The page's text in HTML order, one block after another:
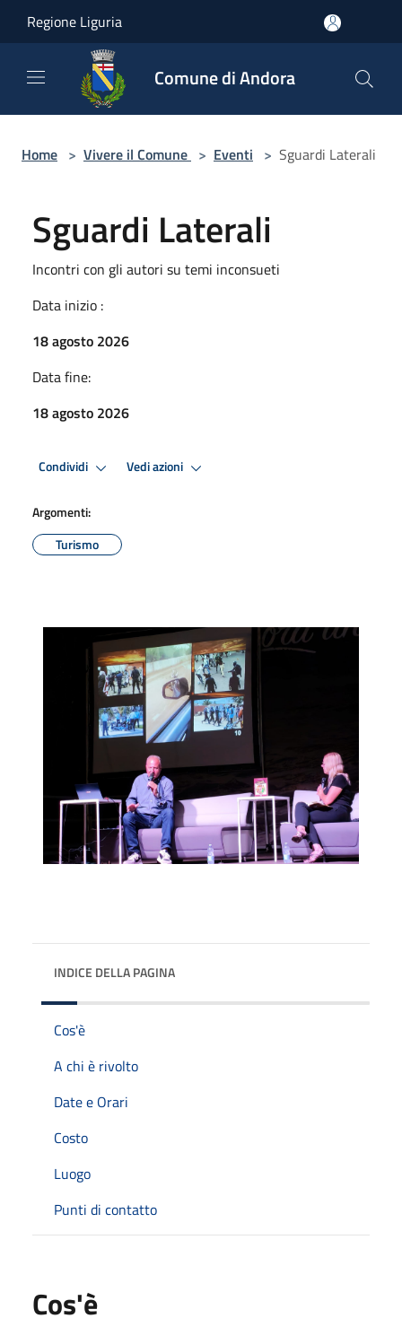
Regione Liguria
Comune di Andora
Home > Vivere il Comune > Eventi > Sguardi Laterali
Sguardi Laterali
Incontri con gli autori su temi inconsueti
Data inizio :
18 agosto 2026
Data fine:
18 agosto 2026
Condividi Vedi azioni
Argomenti:
Turismo
INDICE DELLA PAGINA
Cos'è
A chi è rivolto
Date e Orari
Costo
Luogo
Punti di contatto
Cos'è